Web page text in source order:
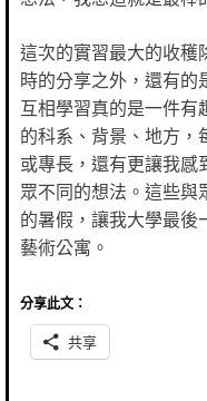
這次的實習最大的收穫
時的分享之外，還有的
互相學習真的是一件有
的科系、背景、地方，
或專長，還有更讓我感
眾不同的想法。這些與
的暑假，讓我大學最後
藝術公寓。
分享此文：
共享